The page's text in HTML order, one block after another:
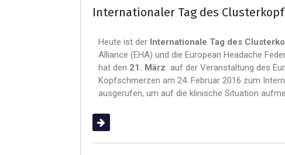
Internationaler Tag des
Heute ist der Internationale Tag des
Alliance (EHA) und die European Headache
hat den 21. März auf der Veranstaltung des
Kopfschmerzen am 24. Februar 2016 zum
ausgerufen, um auf die klinische Situation
(mehr …)